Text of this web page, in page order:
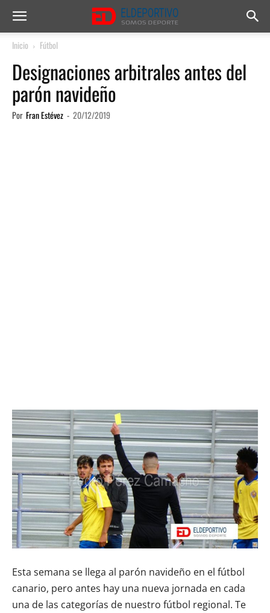
Inicio Fútbol
Designaciones arbitrales antes del
parón navideño
Por Fran Estévez - 20/12/2019
Esta semana se llega al parón navideño en el fútbol
canario, pero antes hay una nueva jornada en cada
una de las categorías de nuestro fútbol regional. Te